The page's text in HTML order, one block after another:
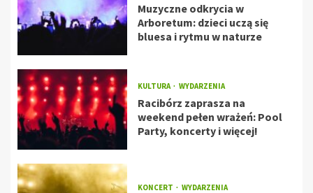
Muzyczne odkrycia w
Arboretum: dzieci uczą się
bluesa i rytmu w naturze
KULTURA WYDARZENIA
Racibórz zaprasza na
weekend pełen wrażeń: Pool
Party, koncerty i więcej!
KONCERT WYDARZENIA